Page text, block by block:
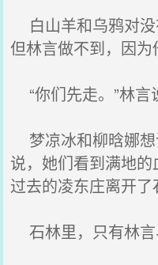
白山羊和乌鸦对没
但林言做不到，因为
“你们先走。”林言
梦凉冰和柳晗娜
说，她们看到满地
过去的凌东庄离开了
石林里，只有林言